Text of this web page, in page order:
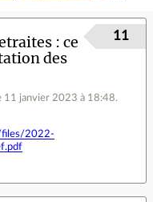
: ce
des
11 janvier 2023 à 18:48.
11
2022-